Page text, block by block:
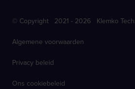
© Copyright 2021 - 2026 Klemko
Algemene voorwaarden
Privacy beleid
Ons cookiebeleid